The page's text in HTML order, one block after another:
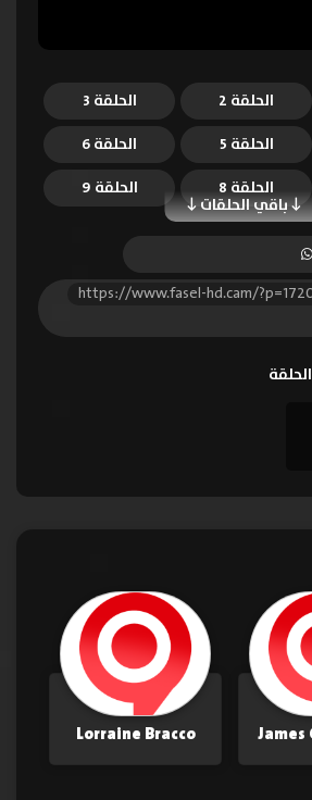
الحلقة 2
الحلقة 3
الحلقة 5 الحلقة 6
باقي الحلقات
الحلقة 8
الحلقة 9
https://www.fasel-hd.cam/
Lorraine Bracco